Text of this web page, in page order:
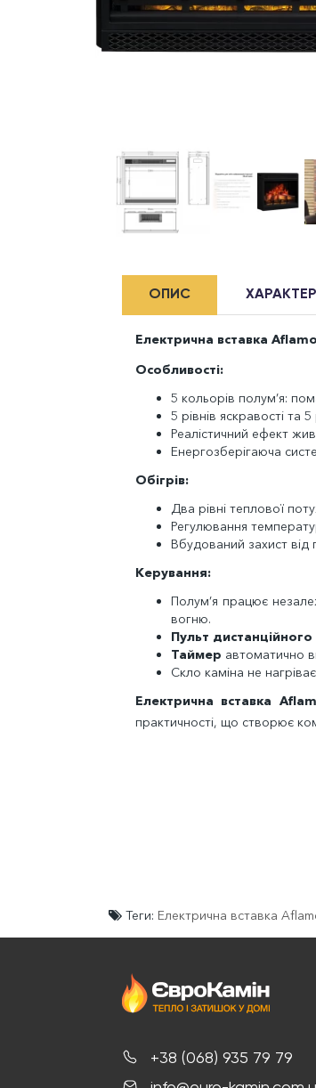
ОПИС
Електрична вставка
Особливості:
5 кольорів полум’я:
5 рівнів яскравості та
Реалістичний ефект
Енергозберігаюча
Обігрів:
Два рівні теплової
Регулювання
Вбудований захист від
Керування:
Полум’я працює
вогню.
Пульт
Таймер автоматично
Скло каміна не
Електрична вставка
практичності, що створює
Теги: Електрична вставка
+38 (068) 935 79 79